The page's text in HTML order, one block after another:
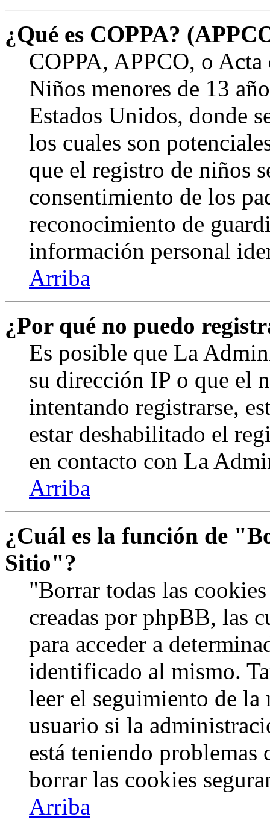
¿Qué es COPPA?
COPPA, APPCO, o
Niños menores de 13
Estados Unidos, donde
los cuales son
que el registro de niños
consentimiento de los
reconocimiento de
información personal
Arriba
¿Por qué no puedo
Es posible que La
su dirección IP o que el
intentando registrarse,
estar deshabilitado el
en contacto con La
Arriba
¿Cuál es la función de
Sitio"?
"Borrar todas las
creadas por phpBB, las
para acceder a
identificado al mismo.
leer el seguimiento de
usuario si la
está teniendo
borrar las cookies
Arriba